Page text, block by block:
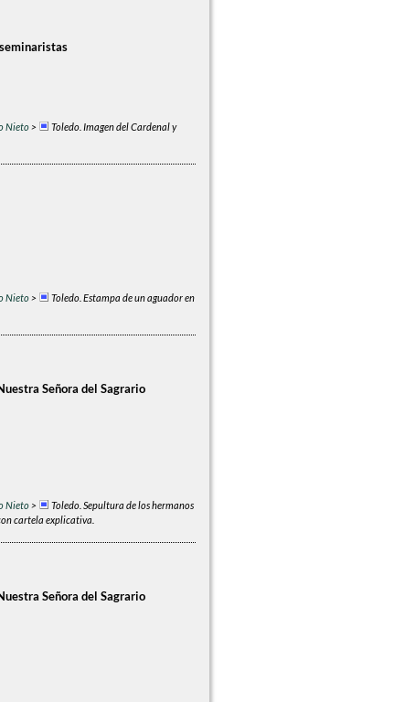
Nieto>
Toledo. Imagen del Cardenal y
Nieto>
Toledo. Estampa de un aguador en
Señora del Sagrario
Nieto>
Toledo. Sepultura de los hermanos
cartela explicativa.
Señora del Sagrario